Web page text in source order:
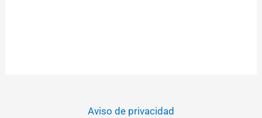
Aviso de privacidad